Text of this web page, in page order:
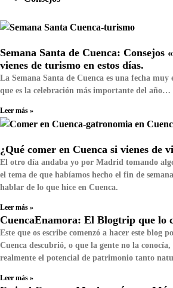
Semana Santa de Cuenca: Consejos
vienes de turismo en estos días.
La Semana Santa de Cuenca es una fecha muy
que es la celebración más importante del año…
Leer más »
¿Qué comer en Cuenca si vienes de
El otro día andaba yo por Madrid tomando
el tema de que habíamos hecho el fin de
hablar de lo que hice en Cuenca.
Leer más »
CuencaEnamora: El Blogtrip que lo
Este que os escribe comenzó a hacer este blog
Cuenca descubrió, o que la gente no la conocía,
realmente el potencial de patrimonio tanto
Leer más »